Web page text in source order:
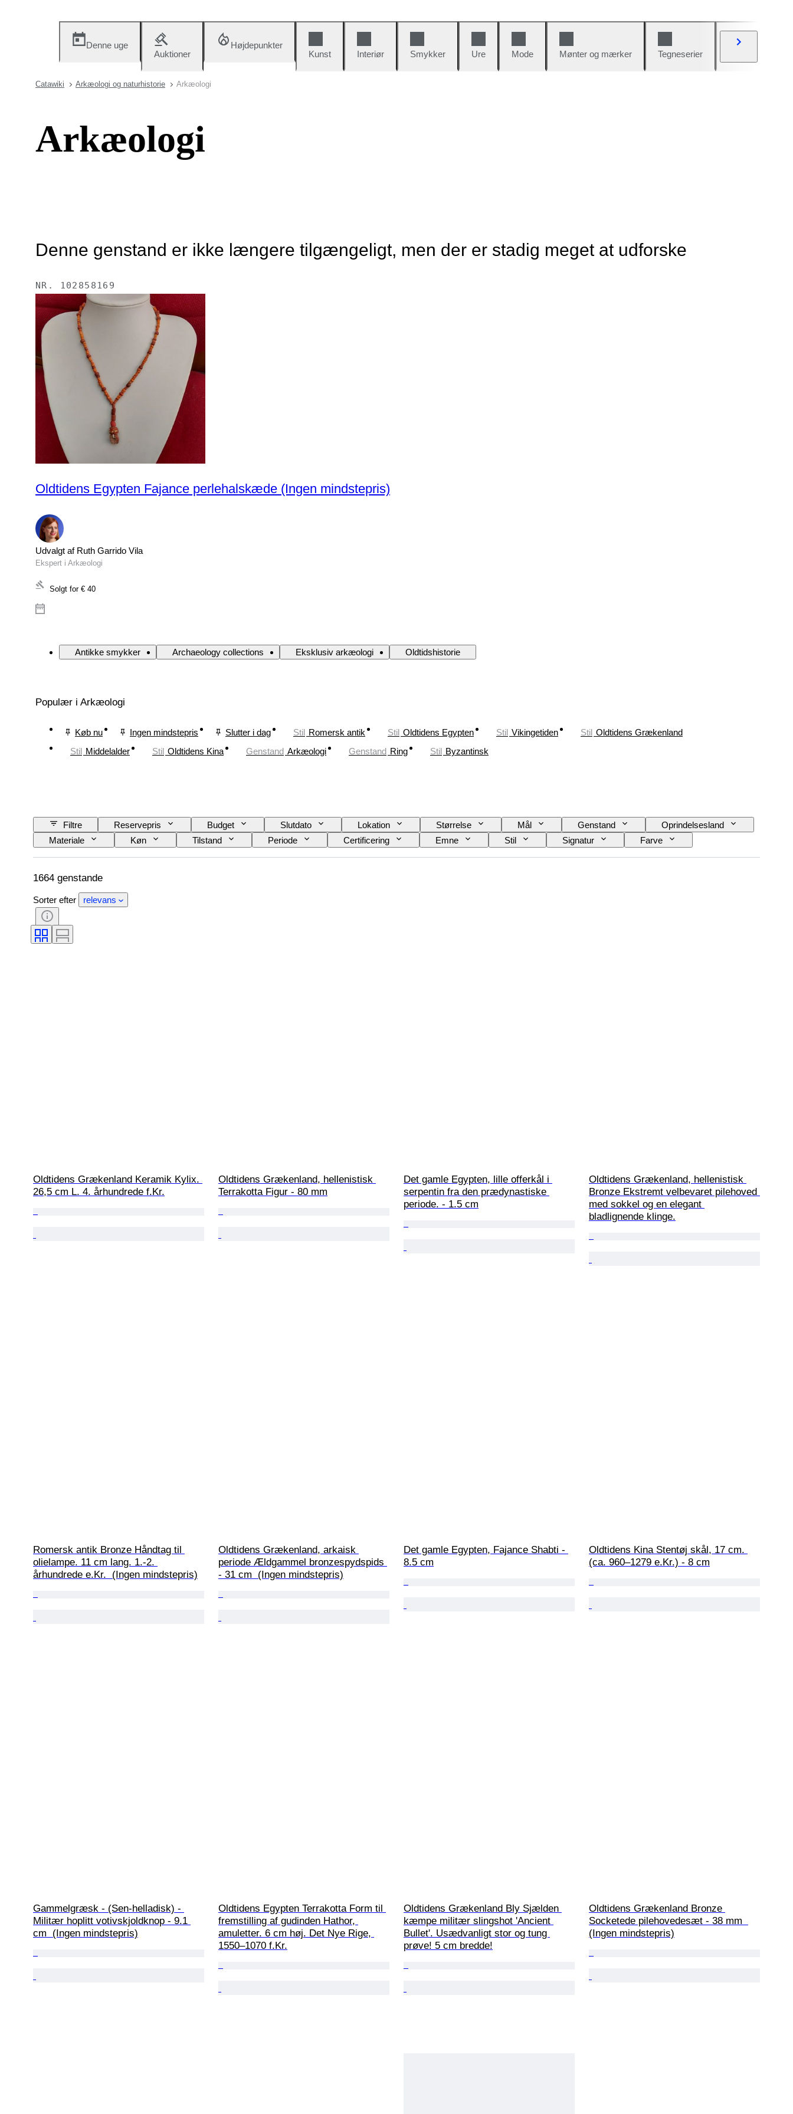
Denne uge
Auktioner
Højdepunkter
Kunst
Interiør Smykker Ure Mode Mønter og mærker Tegneserier
Catawiki Arkæologi og naturhistorie Arkæologi
Arkæologi
Denne genstand er ikke længere tilgængeligt, men der er stadig meget at udforske
NR. 102858169
Oldtidens Egypten Fajance perlehalskæde (Ingen mindstepris)
Udvalgt af Ruth Garrido Vila
Ekspert i Arkæologi
Solgt for € 40
Antikke smykker Archaeology collections Eksklusiv arkæologi Oldtidshistorie
Populær i Arkæologi
Køb nu Ingen mindstepris Slutter i dag Stil Romersk antik Stil Oldtidens Egypten Stil Vikingetiden Stil Oldtidens Grækenland
Stil Middelalder Stil Oldtidens Kina Genstand Arkæologi Genstand Ring Stil Byzantinsk
Filtre Reservepris Budget Slutdato Lokation Størrelse Mål Genstand
Oprindelsesland
Materiale
Køn Tilstand Periode Certificering Emne Stil Signatur
Farve
Valuta
Kunstner Størrelse på genstand Kultur Arkæologityper Æra Original/ kopi
Eksemplar
1664 genstande
Sorter efter relevans
Oldtidens Grækenland Keramik Kylix.
26,5 cm L. 4. århundrede f.Kr.
Oldtidens Grækenland, hellenistisk
Terrakotta Figur - 80 mm
Det gamle Egypten, lille offerkål i
serpentin fra den prædynastiske
periode. - 1.5 cm
Oldtidens Grækenland, hellenistisk
Bronze Ekstremt velbevaret pilehoved
med sokkel og en elegant
bladlignende klinge.
Romersk antik Bronze Håndtag til
olielampe. 11 cm lang. 1.-2.
århundrede e.Kr.  (Ingen mindstepris)
Oldtidens Grækenland, arkaisk
periode Ældgammel bronzespydspids
- 31 cm  (Ingen mindstepris)
Det gamle Egypten, Fajance Shabti -
8.5 cm
Oldtidens Kina Stentøj skål, 17 cm.
(ca. 960–1279 e.Kr.) - 8 cm
Gammelgræsk - (Sen-helladisk) -
Militær hoplitt votivskjoldknop - 9.1
cm  (Ingen mindstepris)
Oldtidens Egypten Terrakotta Form til
fremstilling af gudinden Hathor,
amuletter. 6 cm høj. Det Nye Rige,
1550–1070 f.Kr.
Oldtidens Grækenland Bly Sjælden
kæmpe militær slingshot 'Ancient
Bullet'. Usædvanligt stor og tung
prøve! 5 cm bredde!
Oldtidens Grækenland Bronze
Socketede pilehovedesæt - 38 mm
(Ingen mindstepris)